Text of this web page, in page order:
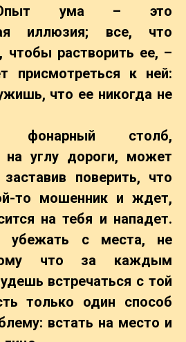
Опыт ума – это
иллюзия; все, что
чтобы растворить ее, –
присмотреться к ней:
что ее никогда не
фонарный столб,
на углу дороги, может
поверить, что
то мошенник и ждет,
на тебя и нападет.
убежать с места, не
что за каждым
встречаться с той
только один способ
встать на место и